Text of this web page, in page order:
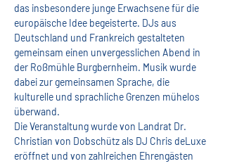
das insbesondere junge Erwachsene für die
europäische Idee begeisterte. DJs aus
Deutschland und Frankreich gestalteten
gemeinsam einen unvergesslichen Abend in
der Roßmühle Burgbernheim. Musik wurde
dabei zur gemeinsamen Sprache, die
kulturelle und sprachliche Grenzen mühelos
überwand.
Die Veranstaltung wurde von Landrat Dr.
Christian von Dobschütz als DJ Chris deLuxe
eröffnet und von zahlreichen Ehrengästen